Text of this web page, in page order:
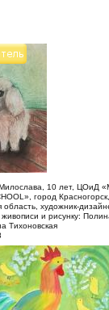
10 лет, ЦОиД
город Красногорск,
область, художник-
живописи и рисунку:
Тихоновская